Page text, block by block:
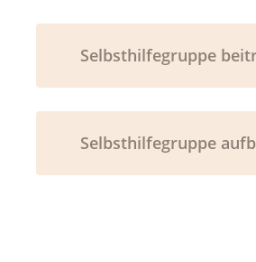
Selbsthilfegruppe
Selbsthilfegruppe